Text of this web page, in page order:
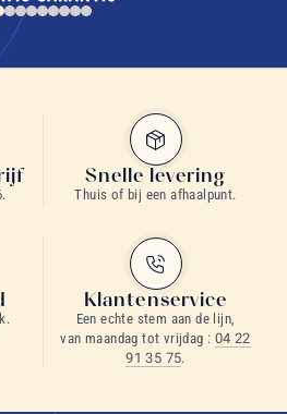
Snelle levering
Thuis of bij een afhaalpunt.
Klantenservice
Een echte stem aan de lijn,
van maandag tot vrijdag : 04 22
91 35 75.